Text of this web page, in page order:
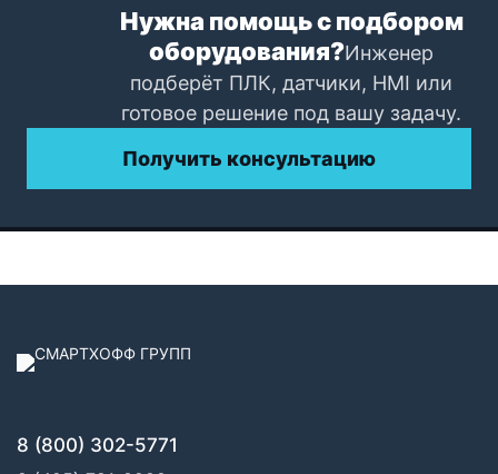
Нужна помощь с подбором
оборудования?Инженер
подберёт ПЛК, датчики, HMI или
готовое решение под вашу задачу.
Получить консультацию
8 (800) 302-5771